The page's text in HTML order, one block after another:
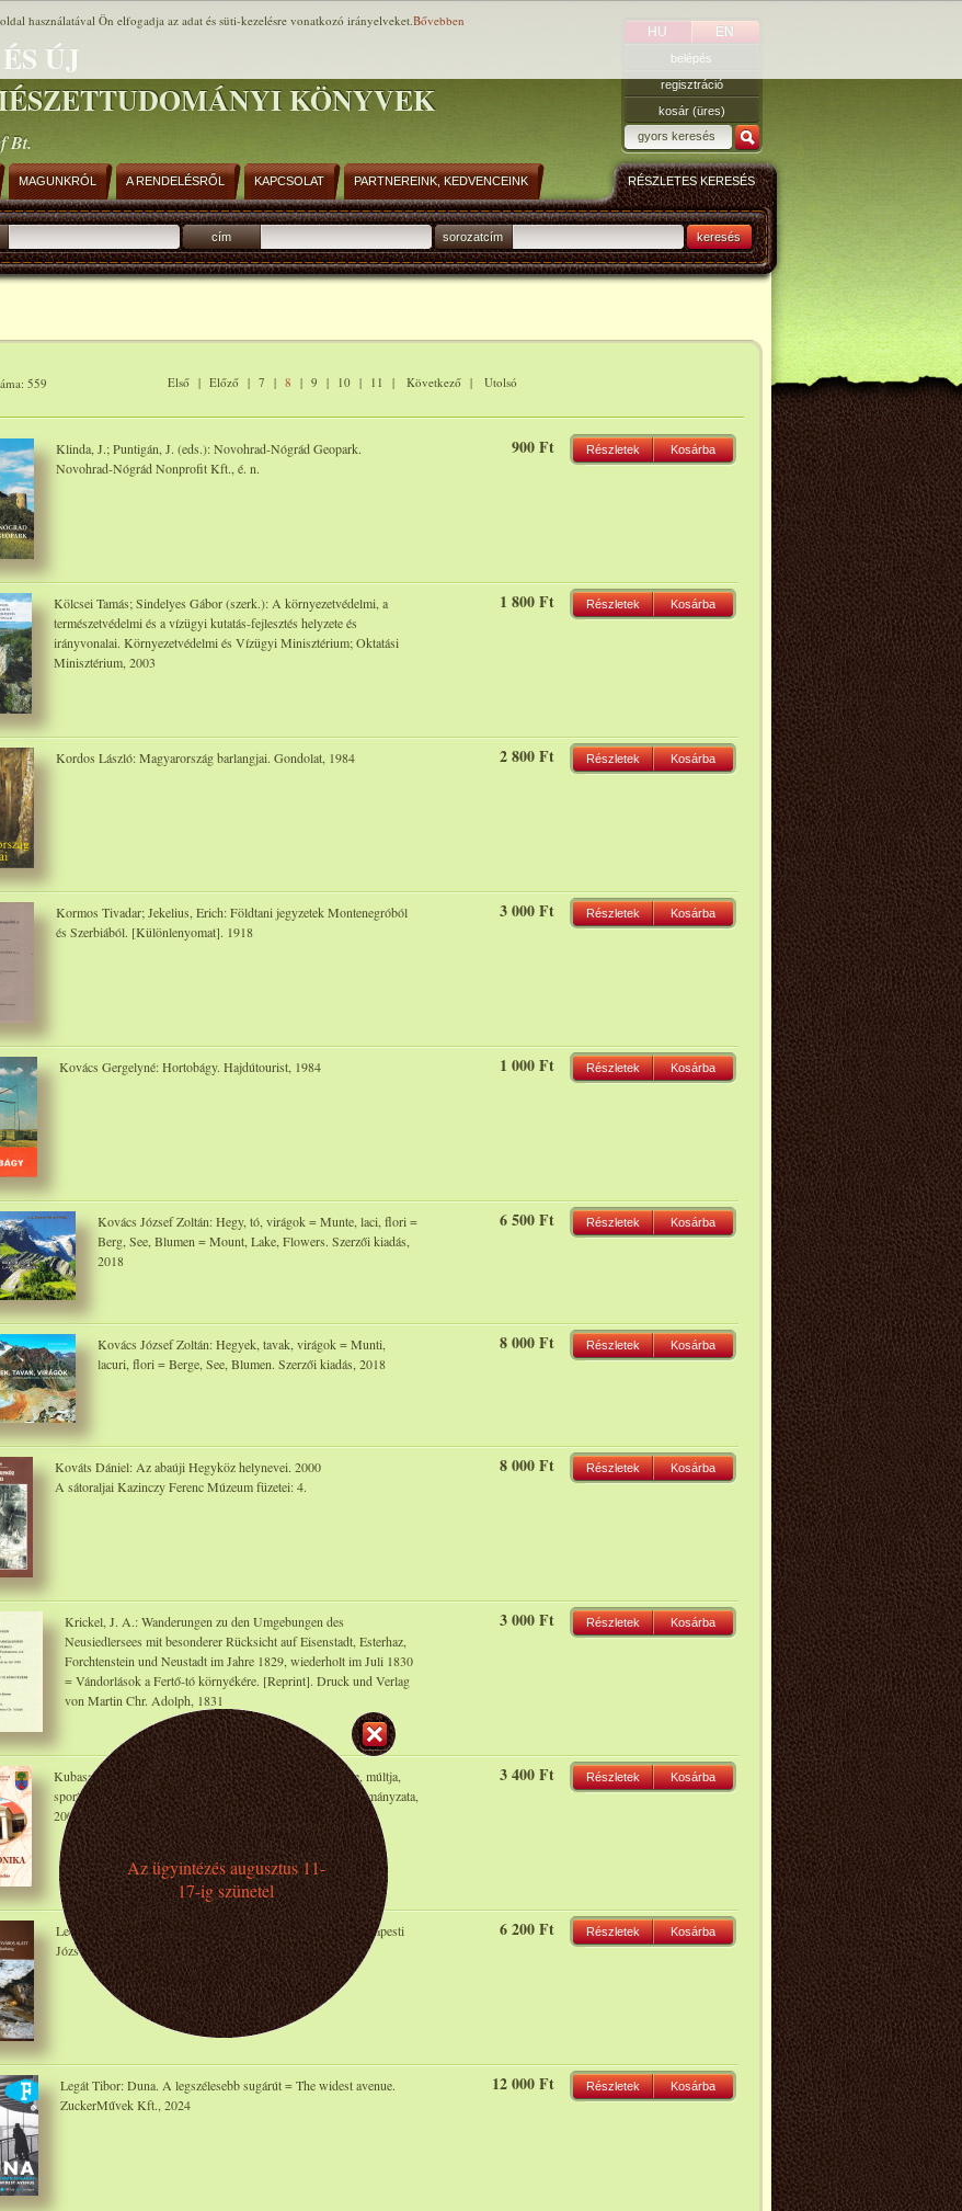
ÚJ
KÖNYVEK
Bt.
HU EN
belépés
regisztráció
kosár (üres)
MAGUNKRÓL A RENDELÉSRŐL KAPCSOLAT PARTNEREINK, KEDVENCEINK RÉSZLETES KERESÉS
cím sorozatcím keresés
Első| Előző| 7 | 8 | 9 | 10| 11 | Következő| Utolsó
559
Klinda, J.; Puntigán, J. (eds.): Novohrad-Nógrád Geopark.
Novohrad-Nógrád Nonprofit Kft., é. n.
900 Ft Részletek Kosárba
Kölcsei Tamás; Sindelyes Gábor (szerk.): A környezetvédelmi, a
természetvédelmi és a vízügyi kutatás-fejlesztés helyzete és
irányvonalai. Környezetvédelmi és Vízügyi Minisztérium; Oktatási
Minisztérium, 2003
1 800 Ft Részletek Kosárba
Kordos László: Magyarország barlangjai. Gondolat, 1984 2 800 Ft Részletek Kosárba
Kormos Tivadar; Jekelius, Erich: Földtani jegyzetek Montenegróból
és Szerbiából. [Különlenyomat]. 1918
3 000 Ft Részletek Kosárba
Kovács Gergelyné: Hortobágy. Hajdútourist, 1984 1 000 Ft Részletek Kosárba
Kovács József Zoltán: Hegy, tó, virágok = Munte, laci, flori =
Berg, See, Blumen = Mount, Lake, Flowers. Szerzői kiadás,
2018
6 500 Ft Részletek Kosárba
Kovács József Zoltán: Hegyek, tavak, virágok = Munti,
lacuri, flori = Berge, See, Blumen. Szerzői kiadás, 2018
8 000 Ft Részletek Kosárba
Kováts Dániel: Az abaúji Hegyköz helynevei. 2000
A sátoraljai Kazinczy Ferenc Múzeum füzetei: 4.
8 000 Ft Részletek Kosárba
Krickel, J. A.: Wanderungen zu den Umgebungen des
Neusiedlersees mit besonderer Rücksicht auf Eisenstadt, Esterhaz,
Forchtenstein und Neustadt im Jahre 1829, wiederholt im Juli 1830
= Vándorlások a Fertő-tó környékére. [Reprint]. Druck und Verlag
von Martin Chr. Adolph, 1831
3 000 Ft Részletek Kosárba
Kubassek János (szerk.): Érdi krónika. Érd természeti képe, múltja,
sportja és lakói. Honismereti olvasókönyv. Érd Város Önkormányzata,
2004
3 400 Ft Részletek Kosárba
Leél-Őssy Szabolcs: Kristálybarlang a nagyváros alatt. A budapesti
József-hegyi-barlang. GeoLitera, 2014
6 200 Ft Részletek Kosárba
Legát Tibor: Duna. A legszélesebb sugárút = The widest avenue.
ZuckerMűvek Kft., 2024
12 000 Ft Részletek Kosárba
Az ügyintézés augusztus 11-
17-ig szünetel
használatával Ön elfogadja az adat és süti-kezelésre vonatkozó irányelveket.Bővebben